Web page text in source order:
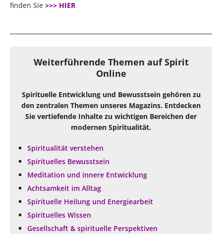
finden Sie >>> HIER
Weiterführende Themen auf Spirit
Online
Spirituelle Entwicklung und Bewusstsein gehören zu
den zentralen Themen unseres Magazins. Entdecken
Sie vertiefende Inhalte zu wichtigen Bereichen der
modernen Spiritualität.
Spiritualität verstehen
Spirituelles Bewusstsein
Meditation und innere Entwicklung
Achtsamkeit im Alltag
Spirituelle Heilung und Energiearbeit
Spirituelles Wissen
Gesellschaft & spirituelle Perspektiven